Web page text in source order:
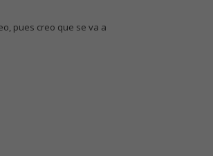
pues creo que se va a